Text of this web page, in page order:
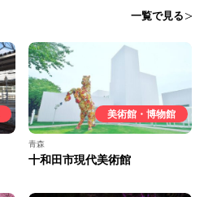
一覧で見る
美術館・博物館
青森
十和田市現代美術館